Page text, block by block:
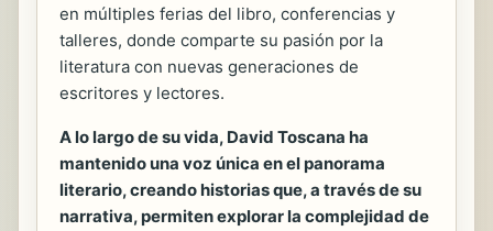
en múltiples ferias del libro, conferencias y
talleres, donde comparte su pasión por la
literatura con nuevas generaciones de
escritores y lectores.
A lo largo de su vida, David Toscana ha
mantenido una voz única en el panorama
literario, creando historias que, a través de su
narrativa, permiten explorar la complejidad de